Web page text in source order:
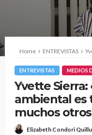
Home ENTREVISTAS
ENTREVISTAS MEDIOS
Yvette
ambiental es
muchos
Elizabeth Condori